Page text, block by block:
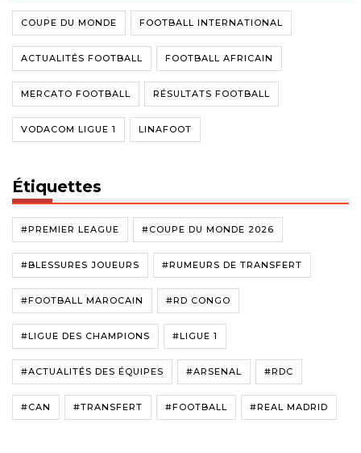
COUPE DU MONDE FOOTBALL INTERNATIONAL
ACTUALITÉS FOOTBALL FOOTBALL AFRICAIN
MERCATO FOOTBALL RÉSULTATS FOOTBALL
VODACOM LIGUE 1 LINAFOOT
Étiquettes
#PREMIER LEAGUE #COUPE DU MONDE 2026
#BLESSURES JOUEURS #RUMEURS DE TRANSFERT
#FOOTBALL MAROCAIN #RD CONGO
#LIGUE DES CHAMPIONS #LIGUE 1
#ACTUALITÉS DES ÉQUIPES #ARSENAL #RDC
#CAN #TRANSFERT #FOOTBALL #REAL MADRID